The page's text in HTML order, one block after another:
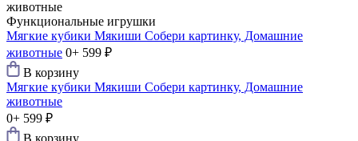
Функциональные игрушки
Мягкие кубики Мякиши Собери картинку, Домашние
животные 0+ 599 ₽
В корзину
Мягкие кубики Мякиши Собери картинку, Домашние
животные
0+ 599 ₽
В корзину